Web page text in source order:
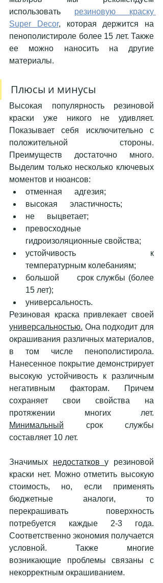
использовать резиновую краску
Super Decor, которая держится на
пенополистироле более 15 лет. Также
ее можно наносить на другие
материалы.
Плюсы и минусы
Высокая популярность резиновой
краски уже никого не удивляет.
Показывает себя исключительно с
положительной стороны.
Преимуществ достаточно много.
Выделим только несколько ключевых
моментов и нюансов:
отменная      адгезия;
высокая      эластичность;
не      выцветает;
превосходные
гидроизоляционные свойства;
устойчивость      к
температурным колебаниям;
большой      срок службы (более
15 лет);
универсальность.
универсальностью. Она подходит для
окрашивания различных материалов,
в том числе пенополистирола.
Нанесенное покрытие демонстрирует
высокую устойчивость к различным
негативным факторам. Причем
сохраняет свои свойства на
Минимальный срок службы
составляет 10 лет.
Значимых недостатков у резиновой
краски нет. Можно отметить высокую
стоимость, но, если применять
бюджетные аналоги, то
перекрашивать поверхность
потребуется каждые 2-3 года.
Соответственно экономия получается
условной. Также многие
возникающие проблемы связаны с
некорректным окрашиванием.